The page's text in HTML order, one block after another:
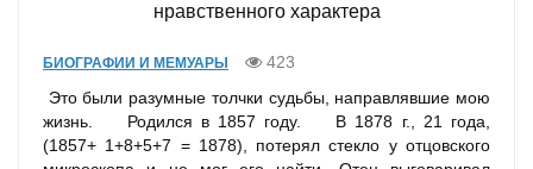
нравственного характера
БИОГРАФИИ И МЕМУАРЫ
423
Это были разумные толчки судьбы, направлявшие мою
жизнь. Родился в 1857 году. В 1878 г., 21 года,
(1857+ 1+8+5+7 = 1878), потерял стекло у отцовского